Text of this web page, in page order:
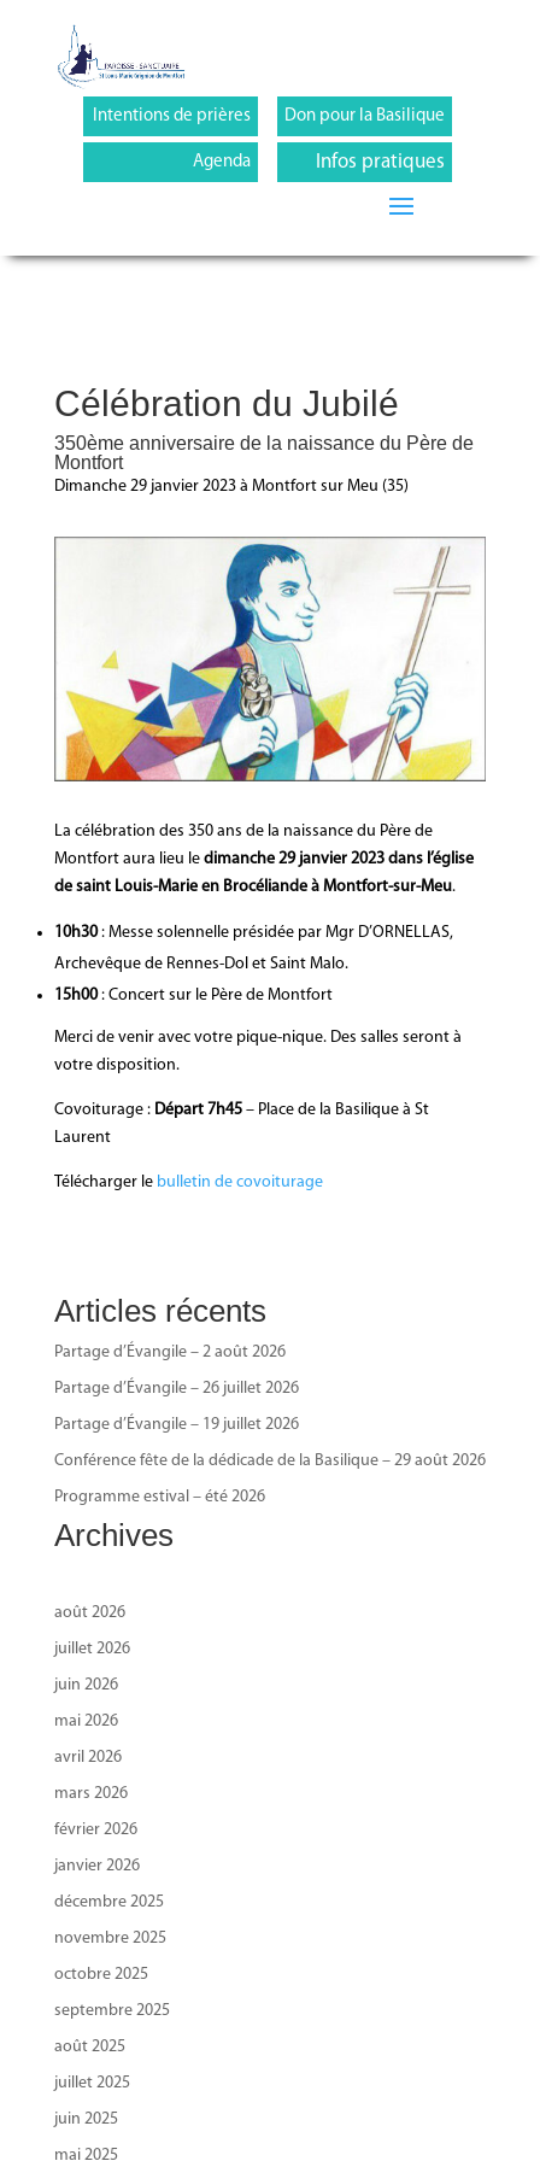
Intentions de prières
Agenda
Don pour la Basilique
Infos pratiques
Célébration du Jubilé
350ème anniversaire de la naissance du Père de
Montfort
Dimanche 29 janvier 2023 à Montfort sur Meu (35)
La célébration des 350 ans de la naissance du Père de
Montfort aura lieu le dimanche 29 janvier 2023 dans l’église
de saint Louis-Marie en Brocéliande à Montfort-sur-Meu.
10h30: Messe solennelle présidée par Mgr D’ORNELLAS,
Archevêque de Rennes-Dol et Saint Malo.
15h00: Concert sur le Père de Montfort
Merci de venir avec votre pique-nique. Des salles seront à
votre disposition.
Covoiturage : Départ 7h45– Place de la Basilique à St
Laurent
Télécharger le bulletin de covoiturage
Articles récents
Partage d’Évangile – 2 août 2026
Partage d’Évangile – 26 juillet 2026
Partage d’Évangile – 19 juillet 2026
Conférence fête de la dédicade de la Basilique – 29 août 2026
Programme estival – été 2026
Archives
août 2026
juillet 2026
juin 2026
mai 2026
avril 2026
mars 2026
février 2026
janvier 2026
décembre 2025
novembre 2025
octobre 2025
septembre 2025
août 2025
juillet 2025
juin 2025
mai 2025